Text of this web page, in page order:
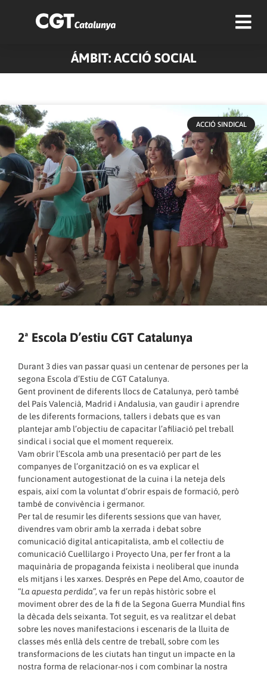
ÁMBIT: ACCIÓ SOCIAL
ACCIÓ SINDICAL
2ª Escola D’estiu CGT Catalunya
Durant 3 dies van passar quasi un centenar de persones per la
segona Escola d’Estiu de CGT Catalunya.
Gent provinent de diferents llocs de Catalunya, però també
del País Valencià, Madrid i Andalusia, van gaudir i aprendre
de les diferents formacions, tallers i debats que es van
plantejar amb l’objectiu de capacitar l’afiliació pel treball
sindical i social que el moment requereix.
Vam obrir l’Escola amb una presentació per part de les
companyes de l’organització on es va explicar el
funcionament autogestionat de la cuina i la neteja dels
espais, així com la voluntat d’obrir espais de formació, però
també de convivència i germanor.
Per tal de resumir les diferents sessions que van haver,
divendres vam obrir amb la xerrada i debat sobre
comunicació digital anticapitalista, amb el col·lectiu de
comunicació Cuellilargo i Proyecto Una, per fer front a la
maquinària de propaganda feixista i neoliberal que inunda
els mitjans i les xarxes. Després en Pepe del Amo, coautor de
“La apuesta perdida”, va fer un repàs històric sobre el
moviment obrer des de la fi de la Segona Guerra Mundial fins
la dècada dels seixanta. Tot seguit, es va realitzar el debat
sobre les noves manifestacions i escenaris de la lluita de
classes més enllà dels centre de treball, sobre com les
transformacions de les ciutats han tingut un impacte en la
nostra forma de relacionar-nos i com combinar la nostra